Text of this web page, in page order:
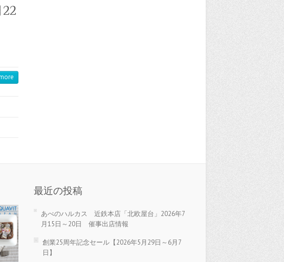
最近の投稿
あべのハルカス 近鉄本店「北欧屋台」2026年7
月15日～20日 催事出店情報
創業25周年記念セール【2026年5月29日～6月7
日】